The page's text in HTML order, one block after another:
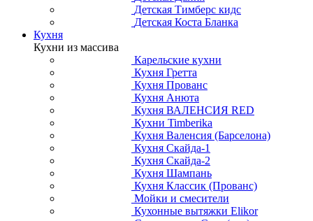
Детская Тимберс кидс
Детская Коста Бланка
Кухня
Кухни из массива
Карельские кухни
Кухня Гретта
Кухня Прованс
Кухня Анюта
Кухня ВАЛЕНСИЯ RED
Кухни Timberika
Кухня Валенсия (Барселона)
Кухня Скайда-1
Кухня Скайда-2
Кухня Шампань
Кухня Классик (Прованс)
Мойки и смесители
Кухонные вытяжки Elikor